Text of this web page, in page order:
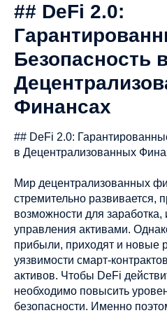
## DeFi 2.0:
Безопасность в
Финансах
## DeFi 2.0:
в Децентрализованных
Мир децентрализованных
стремительно развивается,
возможности для заработка,
управления активами.
прибыли, приходят и новые
уязвимости смарт-
активов. Чтобы DeFi
необходимо повысить
безопасности. Именно